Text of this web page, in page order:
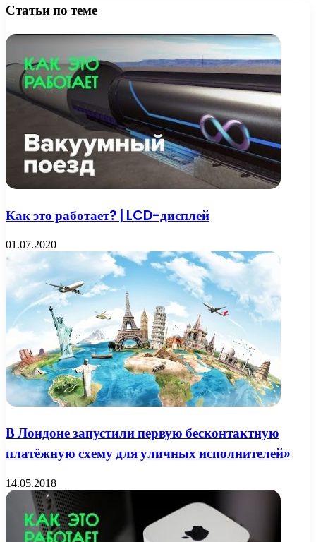
Статьи по теме
Как это работает? | LCD-дисплей
01.07.2020
В Лондоне запустили первую бесконтактную
платёжную схему для уличных исполнителей»
14.05.2018